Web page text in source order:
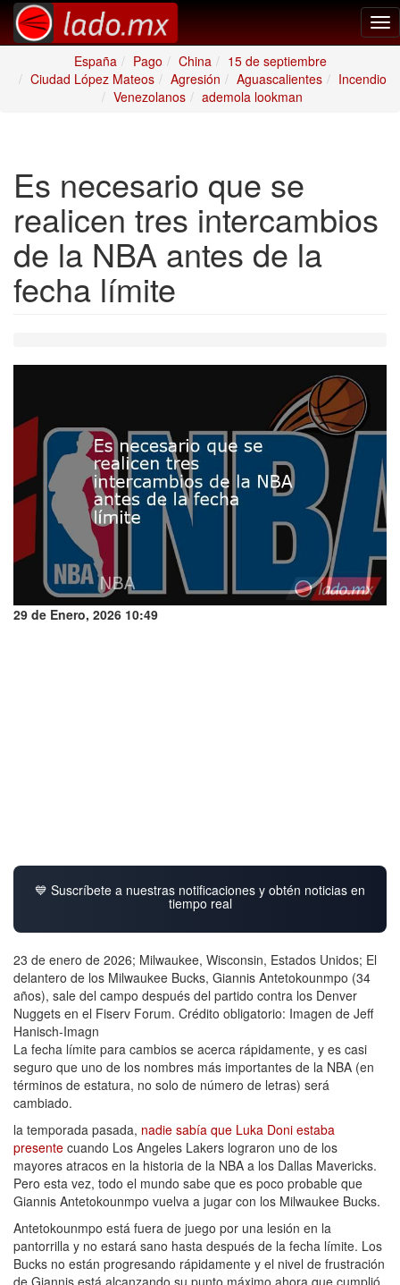
España
Pago China
15 de septiembre
Ciudad López Mateos
Agresión Aguascalientes
Incendio
Venezolanos
ademola lookman
Es necesario que se
realicen tres intercambios
de la NBA antes de la
fecha límite
29 de Enero, 2026 10:49
💙 Suscríbete a nuestras notificaciones y obtén noticias en
tiempo real
23 de enero de 2026; Milwaukee, Wisconsin, Estados Unidos; El
delantero de los Milwaukee Bucks, Giannis Antetokounmpo (34
años), sale del campo después del partido contra los Denver
Nuggets en el Fiserv Forum. Crédito obligatorio: Imagen de Jeff
Hanisch-Imagn
La fecha límite para cambios se acerca rápidamente, y es casi
seguro que uno de los nombres más importantes de la NBA (en
términos de estatura, no solo de número de letras) será
cambiado.
la temporada pasada, nadie sabía que Luka Doni estaba
presente cuando Los Angeles Lakers lograron uno de los
mayores atracos en la historia de la NBA a los Dallas Mavericks.
Pero esta vez, todo el mundo sabe que es poco probable que
Giannis Antetokounmpo vuelva a jugar con los Milwaukee Bucks.
Antetokounmpo está fuera de juego por una lesión en la
pantorrilla y no estará sano hasta después de la fecha límite. Los
Bucks no están progresando rápidamente y el nivel de frustración
de Giannis está alcanzando su punto máximo ahora que cumplió